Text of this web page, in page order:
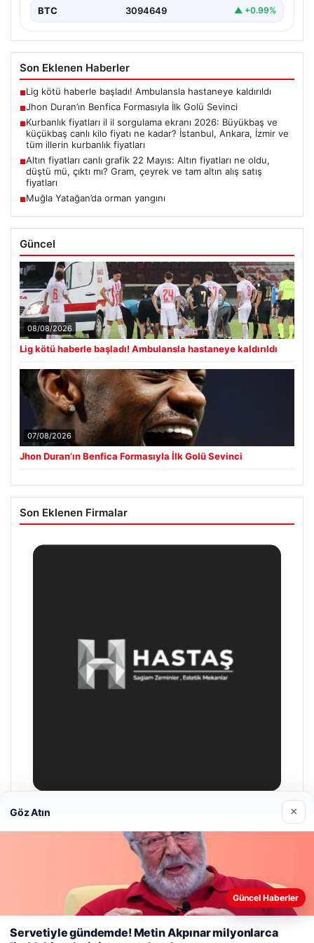
BTC 3094649 ▲ +0.99%
Son Eklenen Haberler
■Lig kötü haberle başladı! Ambulansla hastaneye kaldırıldı
■Jhon Duran’ın Benfica Formasıyla İlk Golü Sevinci
■Kurbanlık fiyatları il il sorgulama ekranı 2026: Büyükbaş ve
küçükbaş canlı kilo fiyatı ne kadar? İstanbul, Ankara, İzmir ve
tüm illerin kurbanlık fiyatları
■Altın fiyatları canlı grafik 22 Mayıs: Altın fiyatları ne oldu,
düştü mü, çıktı mı? Gram, çeyrek ve tam altın alış satış
fiyatları
■Muğla Yatağan’da orman yangını
Güncel
08/08/2026
Lig kötü haberle başladı! Ambulansla hastaneye kaldırıldı
07/08/2026
Jhon Duran’ın Benfica Formasıyla İlk Golü Sevinci
Son Eklenen Firmalar
Enes Kaplan Avukatlık Bürosu
Web sitemizi nasıl kullandığınızı daha iyi anlayabilmek,
deneyiminizi kişiselleştirmek ve geliştirmek amacıyla çerezler
kullanıyoruz.
Çerez Politikamız
Göz Atın ×
Güncel Haberler
Servetiyle gündemde! Metin Akpınar milyonlarca